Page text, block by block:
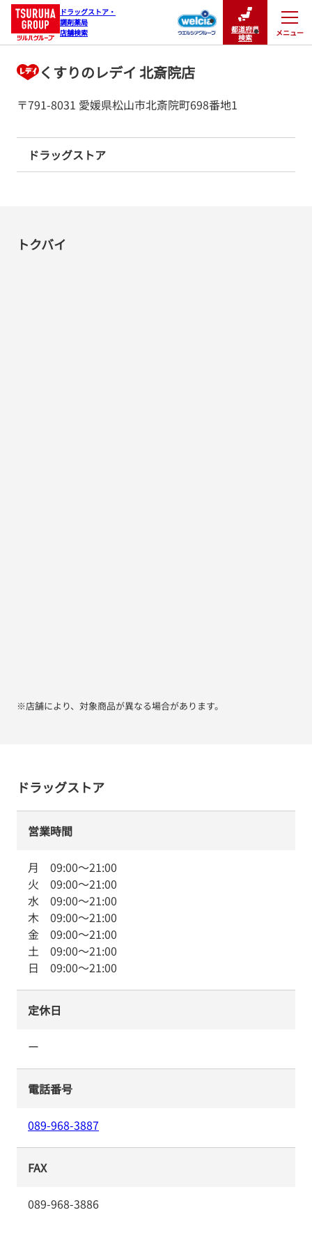
ドラッグストア・
調剤薬局
店舗検索
都道府県
検索
メニュー
閉じる
くすりのレデイ 北斎院店
〒791-8031 愛媛県松山市北斎院町698番地1
ドラッグストア
トクバイ
※店舗により、対象商品が異なる場合があります。
ドラッグストア
営業時間
月 09:00～21:00
火 09:00～21:00
水 09:00～21:00
木 09:00～21:00
金 09:00～21:00
土 09:00～21:00
日 09:00～21:00
定休日
ー
電話番号
089-968-3887
FAX
089-968-3886